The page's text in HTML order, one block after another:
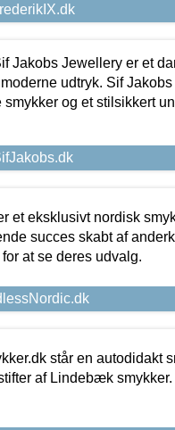
Jakobs Jewellery er et
udtryk. Sif
og et stilsikkert
et eksklusivt nordisk
succes skabt af
at se deres udvalg.
står en autodidakt
af Lindebæk